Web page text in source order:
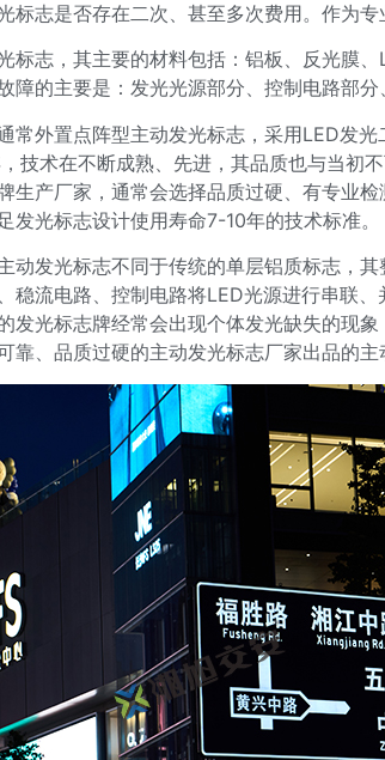
标志是否存在二次、甚至多次费用。作为
标志，其主要的材料包括：铝板、反光膜
障的主要是：发光光源部分、控制电路部
常外置点阵型主动发光标志，采用LED发
技术在不断成熟、先进，其品质也与当初
生产厂家，通常会选择品质过硬、有专业
发光标志设计使用寿命7-10年的技术标准。
动发光标志不同于传统的单层铝质标志，
稳流电路、控制电路将LED光源进行串联
发光标志牌经常会出现个体发光缺失的现
靠、品质过硬的主动发光标志厂家出品的